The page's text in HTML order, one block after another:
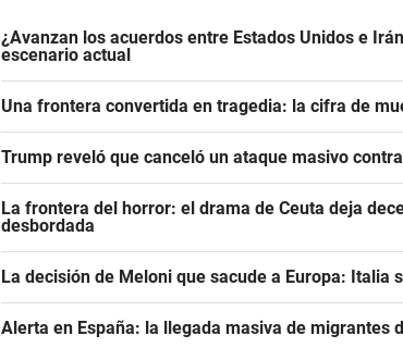
¿Avanzan los acuerdos entre Estados Unidos e
escenario actual
Una frontera convertida en tragedia: la cifra de
Trump reveló que canceló un ataque masivo
La frontera del horror: el drama de Ceuta deja
desbordada
La decisión de Meloni que sacude a Europa: Italia
Alerta en España: la llegada masiva de migrantes